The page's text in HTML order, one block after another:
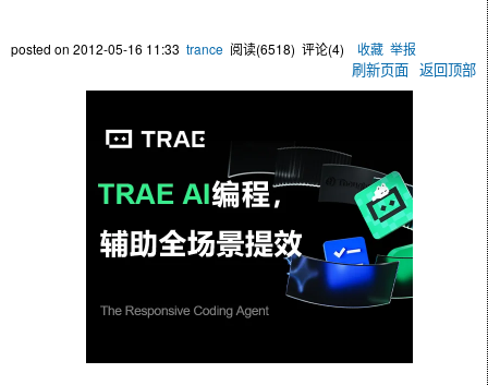
posted on 2012-05-16 11:33 trance 阅读(6518) 评论(4) 收藏 举报
刷新页面 返回顶部